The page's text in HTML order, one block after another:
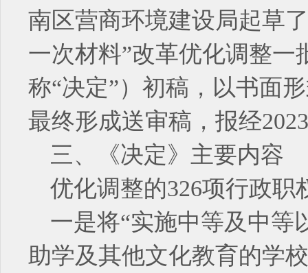
南区营商环境建设局起草
一次材料”改革优化调整
称“决定”）初稿，以书面
最终形成送审稿，报经
三、《决定》主要内容
优化调整的326项行政
一是将“实施中等及中等
助学及其他文化教育的学